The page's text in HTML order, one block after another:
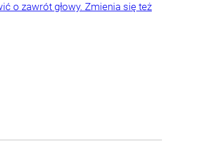
o zawrót głowy. Zmienia się też